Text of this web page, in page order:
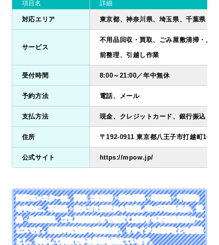
項目名 詳細
対応エリア 東京都、神奈川県、埼玉県、千葉県
サービス
不用品回収・買取、ごみ屋敷清掃・片
前整理、引越し作業
受付時間 8:00～21:00／年中無休
予約方法 電話、メール
支払方法 現金、クレジットカード、銀行振込
住所 〒192-0911 東京都八王子市打越町
公式サイト https://mpow.jp/
回収モンスターは、関東（東京都・神奈川県・埼玉県・千葉県）
を中心に、不用品・粗大ゴミ回収から引越し時の不要品処分、遺
品・生前整理、ゴミ屋敷清掃まで幅広く対応する不用品回収サー
ビスです。最短即日対応や明朗会計、リサイクル対応などを特徴
とし、安心して依頼できる体制を整えています。